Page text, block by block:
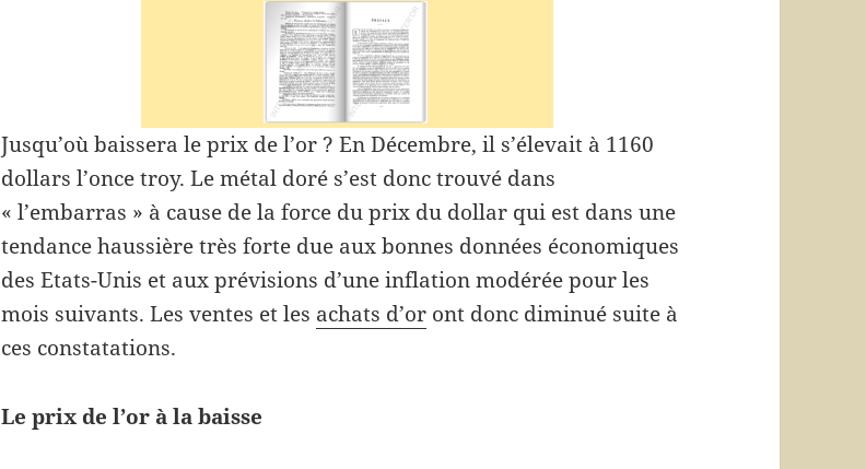
Jusqu’où baissera le prix de l’or ? En Décembre, il s’élevait à 1160
dollars l’once troy. Le métal doré s’est donc trouvé dans
« l’embarras » à cause de la force du prix du dollar qui est dans une
tendance haussière très forte due aux bonnes données économiques
des Etats-Unis et aux prévisions d’une inflation modérée pour les
mois suivants. Les ventes et les achats d’or ont donc diminué suite à
ces constatations.
Le prix de l’or à la baisse